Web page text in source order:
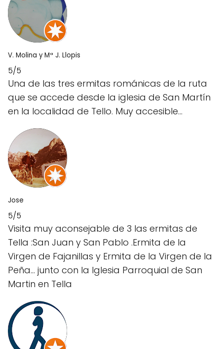
V. Molina y Mª J. Llopis
5/5
Una de las tres ermitas románicas de la ruta
que se accede desde la iglesia de San Martín
en la localidad de Tello. Muy accesible...
Jose
5/5
Visita muy aconsejable de 3 las ermitas de
Tella :San Juan y San Pablo .Ermita de la
Virgen de Fajanillas y Ermita de la Virgen de la
Peña... junto con la Iglesia Parroquial de San
Martin en Tella